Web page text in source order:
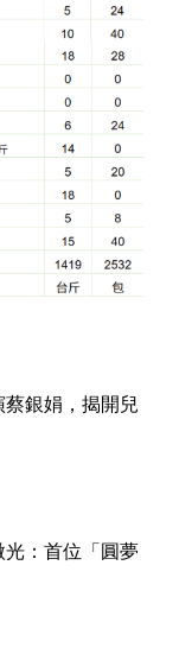
銀娟，揭開兒
光：首位「圓夢